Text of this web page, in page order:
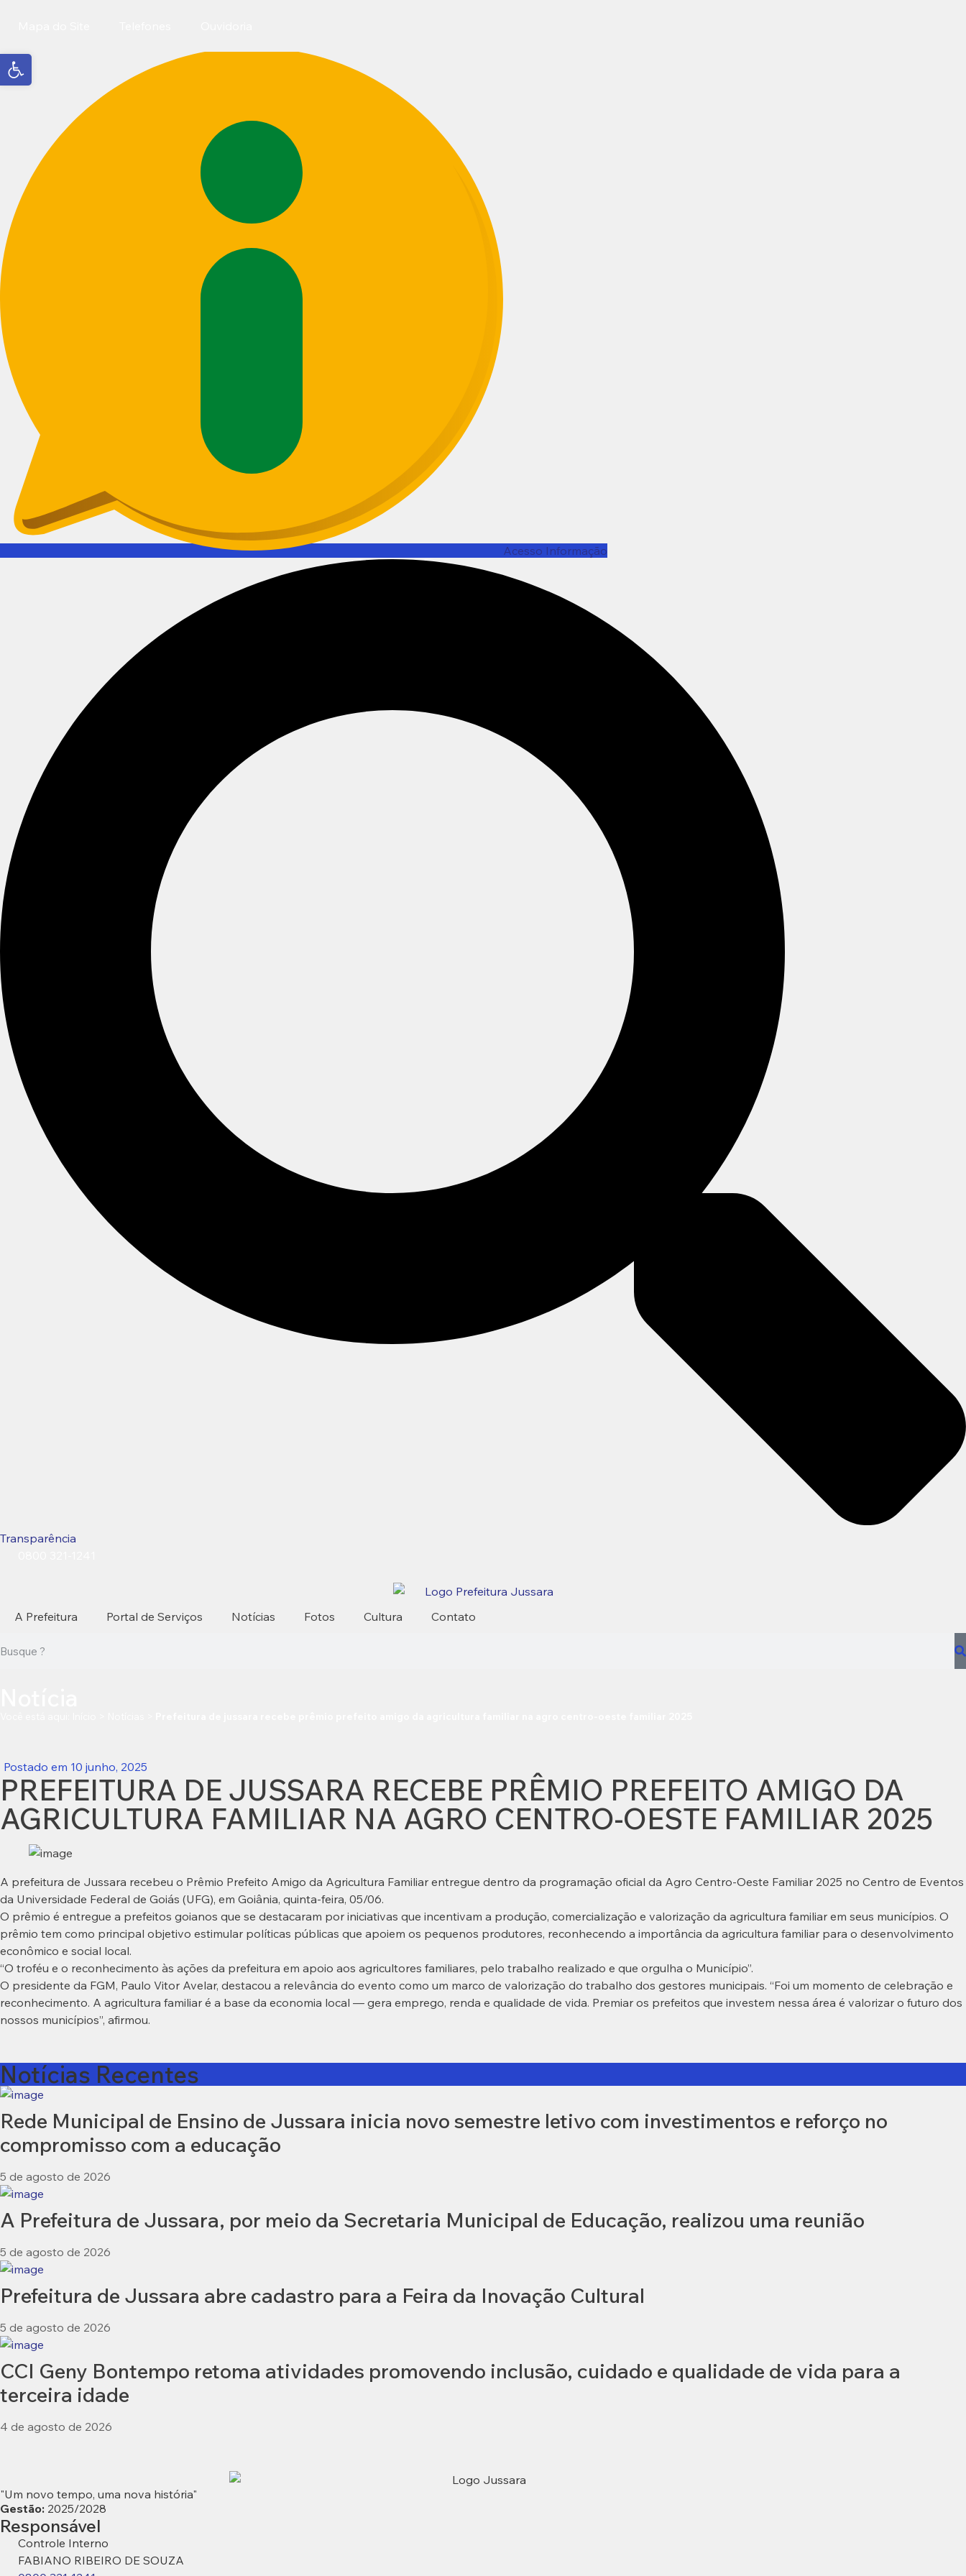
Acesso Informação
Transparência
A Prefeitura Portal de Serviços Notícias Fotos Cultura Contato
Postado em 10 junho, 2025
PREFEITURA DE JUSSARA RECEBE PRÊMIO PREFEITO AMIGO DA
AGRICULTURA FAMILIAR NA AGRO CENTRO-OESTE FAMILIAR 2025
A prefeitura de Jussara recebeu o Prêmio Prefeito Amigo da Agricultura Familiar entregue dentro da programação oficial da Agro Centro-Oeste Familiar 2025 no Centro de Eventos
da Universidade Federal de Goiás (UFG), em Goiânia, quinta-feira, 05/06.
O prêmio é entregue a prefeitos goianos que se destacaram por iniciativas que incentivam a produção, comercialização e valorização da agricultura familiar em seus municípios. O
prêmio tem como principal objetivo estimular políticas públicas que apoiem os pequenos produtores, reconhecendo a importância da agricultura familiar para o desenvolvimento
econômico e social local.
“O troféu e o reconhecimento às ações da prefeitura em apoio aos agricultores familiares, pelo trabalho realizado e que orgulha o Município”.
O presidente da FGM, Paulo Vitor Avelar, destacou a relevância do evento como um marco de valorização do trabalho dos gestores municipais. “Foi um momento de celebração e
reconhecimento. A agricultura familiar é a base da economia local — gera emprego, renda e qualidade de vida. Premiar os prefeitos que investem nessa área é valorizar o futuro dos
nossos municípios”, afirmou.
Notícias Recentes
Rede Municipal de Ensino de Jussara inicia novo semestre letivo com investimentos e reforço no
compromisso com a educação
5 de agosto de 2026
A Prefeitura de Jussara, por meio da Secretaria Municipal de Educação, realizou uma reunião
5 de agosto de 2026
Prefeitura de Jussara abre cadastro para a Feira da Inovação Cultural
5 de agosto de 2026
CCI Geny Bontempo retoma atividades promovendo inclusão, cuidado e qualidade de vida para a
terceira idade
4 de agosto de 2026
"Um novo tempo, uma nova história"
Gestão: 2025/2028
Responsável
Controle Interno
FABIANO RIBEIRO DE SOUZA
Abrir a barra de ferramentas